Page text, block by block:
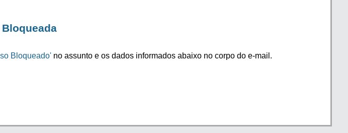
Bloqueado' no assunto e os dados informados abaixo no corpo do e-mail.